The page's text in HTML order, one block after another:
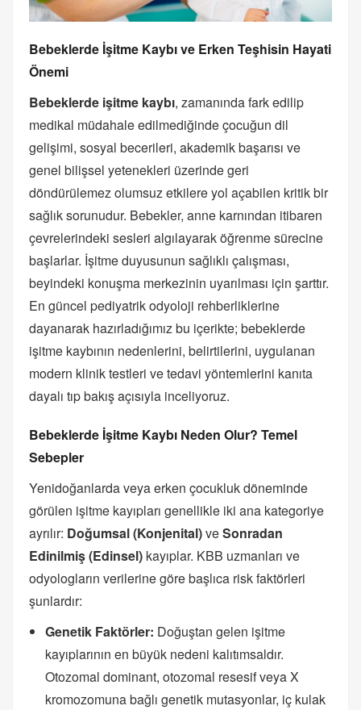
Bebeklerde İşitme Kaybı ve Erken Teşhisin Hayati
Önemi
Bebeklerde işitme kaybı, zamanında fark edilip
medikal müdahale edilmediğinde çocuğun dil
gelişimi, sosyal becerileri, akademik başarısı ve
genel bilişsel yetenekleri üzerinde geri
döndürülemez olumsuz etkilere yol açabilen kritik bir
sağlık sorunudur. Bebekler, anne karnından itibaren
çevrelerindeki sesleri algılayarak öğrenme sürecine
başlarlar. İşitme duyusunun sağlıklı çalışması,
beyindeki konuşma merkezinin uyarılması için şarttır.
En güncel pediyatrik odyoloji rehberliklerine
dayanarak hazırladığımız bu içerikte; bebeklerde
işitme kaybının nedenlerini, belirtilerini, uygulanan
modern klinik testleri ve tedavi yöntemlerini kanıta
dayalı tıp bakış açısıyla inceliyoruz.
Bebeklerde İşitme Kaybı Neden Olur? Temel
Sebepler
Yenidoğanlarda veya erken çocukluk döneminde
görülen işitme kayıpları genellikle iki ana kategoriye
ayrılır: Doğumsal (Konjenital)veSonradan
Edinilmiş (Edinsel) kayıplar. KBB uzmanları ve
odyologların verilerine göre başlıca risk faktörleri
şunlardır:
Genetik Faktörler: Doğuştan gelen işitme
kayıplarının en büyük nedeni kalıtımsaldır.
Otozomal dominant, otozomal resesif veya X
kromozomuna bağlı genetik mutasyonlar, iç kulak